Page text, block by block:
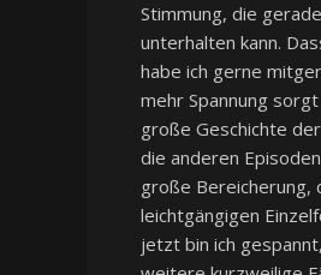
Stimmung, die
unterhalten kann.
habe ich gerne
mehr Spannung
große Geschichte
die anderen
große Bereicherung,
leichtgängigen
jetzt bin ich